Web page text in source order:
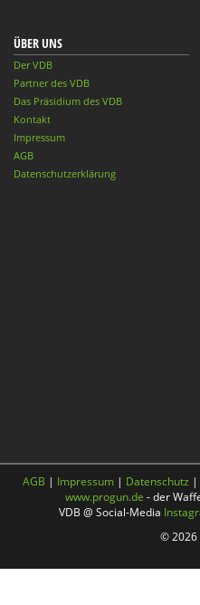
ÜBER UNS
Der VDB
Partner des VDB
Das Präsidium des VDB
Kontakt
Impressum
AGB
Datenschutzerklärung
AGB | Impressum | Datenschutz |
www.progun.de - der
VDB @ Social-Media
© 2026